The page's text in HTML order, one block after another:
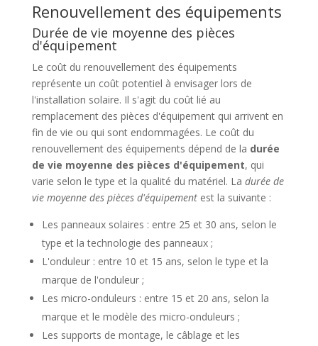
Renouvellement des équipements
Durée de vie moyenne des pièces
d'équipement
Le coût du renouvellement des équipements
représente un coût potentiel à envisager lors de
l'installation solaire. Il s'agit du coût lié au
remplacement des pièces d'équipement qui arrivent en
fin de vie ou qui sont endommagées. Le coût du
renouvellement des équipements dépend de la durée
de vie moyenne des pièces d'équipement, qui
varie selon le type et la qualité du matériel. La durée de
vie moyenne des pièces d'équipementest la suivante :
Les panneaux solaires : entre 25 et 30 ans, selon le
type et la technologie des panneaux ;
L'onduleur : entre 10 et 15 ans, selon le type et la
marque de l'onduleur ;
Les micro-onduleurs : entre 15 et 20 ans, selon la
marque et le modèle des micro-onduleurs ;
Les supports de montage, le câblage et les